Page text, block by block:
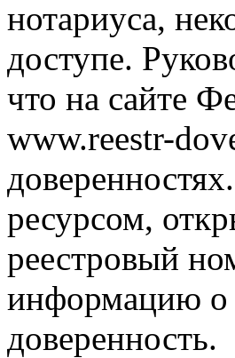
нотариуса,
доступе.
что на сайте
www.reestr-
ресурсом,
реестровый
информацию о
доверенность.